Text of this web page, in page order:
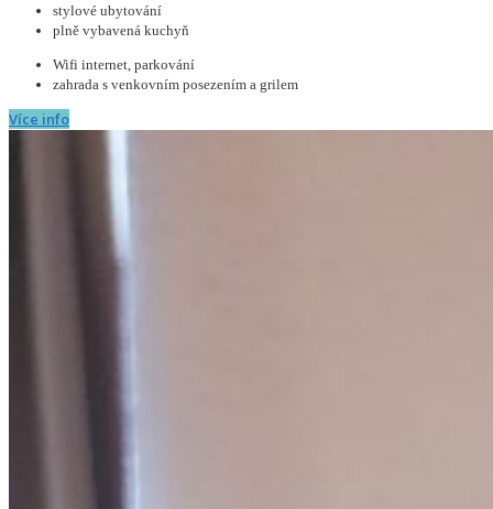
stylové ubytování
plně vybavená kuchyň
Wifi internet, parkování
zahrada s venkovním posezením a grilem
Více info